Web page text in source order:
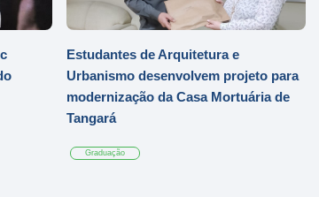
Estudantes de Arquitetura e
Urbanismo desenvolvem projeto para
modernização da Casa Mortuária de
Tangará
Graduação